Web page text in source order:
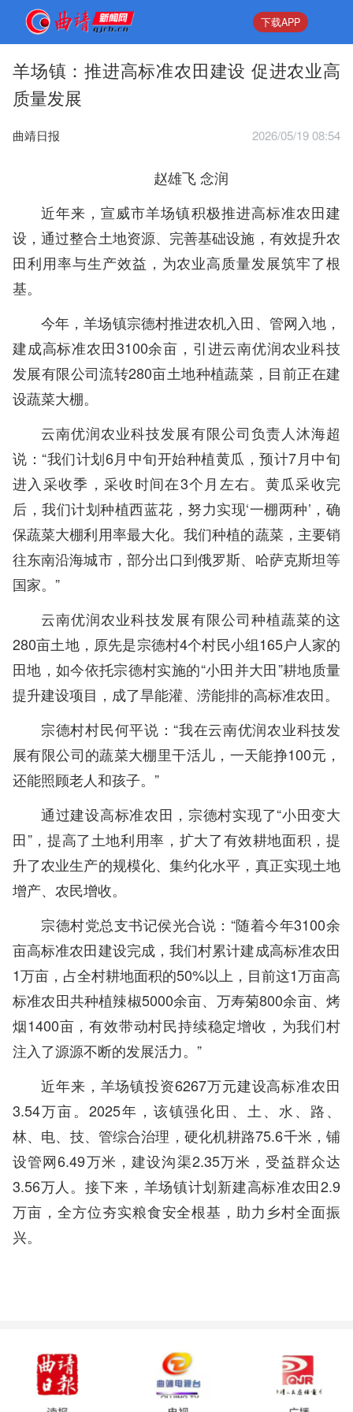
下载APP
羊场镇：推进高标准农田建设 促进农业高
质量发展
曲靖日报 2026/05/19 08:54
赵雄飞 念润
近年来，宣威市羊场镇积极推进高标准农田建
设，通过整合土地资源、完善基础设施，有效提升农
田利用率与生产效益，为农业高质量发展筑牢了根
基。
今年，羊场镇宗德村推进农机入田、管网入地，
建成高标准农田3100余亩，引进云南优润农业科技
发展有限公司流转280亩土地种植蔬菜，目前正在建
设蔬菜大棚。
云南优润农业科技发展有限公司负责人沐海超
说：“我们计划6月中旬开始种植黄瓜，预计7月中旬
进入采收季，采收时间在3个月左右。黄瓜采收完
后，我们计划种植西蓝花，努力实现‘一棚两种’，确
保蔬菜大棚利用率最大化。我们种植的蔬菜，主要销
往东南沿海城市，部分出口到俄罗斯、哈萨克斯坦等
国家。”
云南优润农业科技发展有限公司种植蔬菜的这
280亩土地，原先是宗德村4个村民小组165户人家的
田地，如今依托宗德村实施的“小田并大田”耕地质量
提升建设项目，成了旱能灌、涝能排的高标准农田。
宗德村村民何平说：“我在云南优润农业科技发
展有限公司的蔬菜大棚里干活儿，一天能挣100元，
还能照顾老人和孩子。”
通过建设高标准农田，宗德村实现了“小田变大
田”，提高了土地利用率，扩大了有效耕地面积，提
升了农业生产的规模化、集约化水平，真正实现土地
增产、农民增收。
宗德村党总支书记侯光合说：“随着今年3100余
亩高标准农田建设完成，我们村累计建成高标准农田
1万亩，占全村耕地面积的50%以上，目前这1万亩高
标准农田共种植辣椒5000余亩、万寿菊800余亩、烤
烟1400亩，有效带动村民持续稳定增收，为我们村
注入了源源不断的发展活力。”
近年来，羊场镇投资6267万元建设高标准农田
3.54万亩。2025年，该镇强化田、土、水、路、
林、电、技、管综合治理，硬化机耕路75.6千米，铺
设管网6.49万米，建设沟渠2.35万米，受益群众达
3.56万人。接下来，羊场镇计划新建高标准农田2.9
万亩，全方位夯实粮食安全根基，助力乡村全面振
兴。